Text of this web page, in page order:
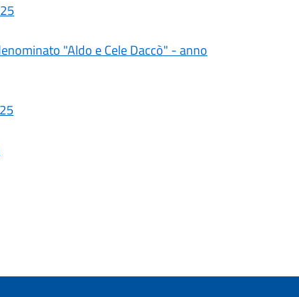
"Aldo e Cele Daccò" - anno